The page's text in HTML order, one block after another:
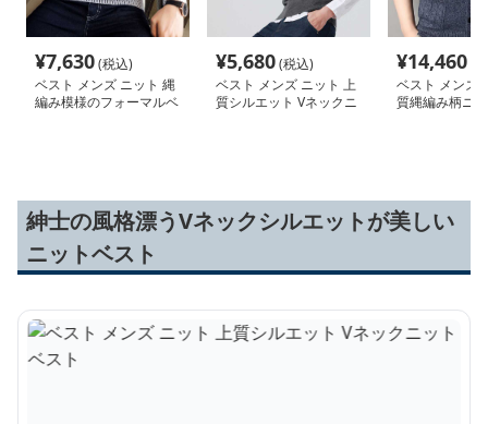
¥7,630(税込)
ベスト メンズ ニット 縄
編み模様のフォーマルベ
¥5,680(税込)
ベスト メンズ ニット 上
質シルエット Vネックニ
¥14,460
ベスト メンズ
質縄編み柄ニ
紳士の風格漂うVネックシルエットが美しい
ニットベスト